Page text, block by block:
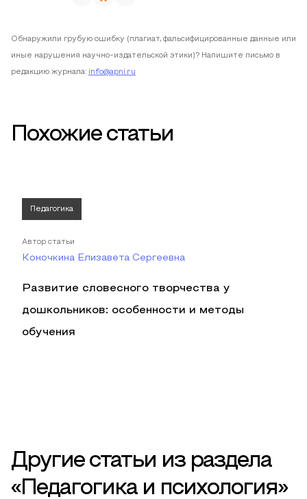
Обнаружили грубую ошибку (плагиат, фальсифицированные данные или
иные нарушения научно-издательской этики)? Напишите письмо в
редакцию журнала: info@apni.ru
Похожие статьи
Педагогика
Автор статьи
Коночкина Елизавета Сергеевна
Развитие словесного творчества у
дошкольников: особенности и методы
обучения
Другие статьи из раздела
«Педагогика и психология»